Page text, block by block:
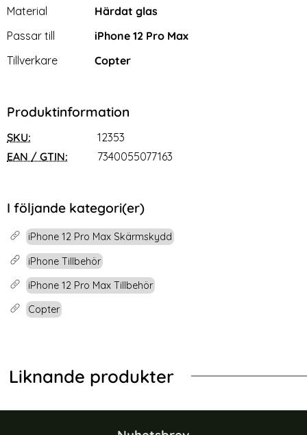
Material
Härdat glas
Passar till
iPhone 12 Pro Max
Tillverkare
Copter
Produktinformation
SKU:
12353
EAN / GTIN:
7340055077163
I följande kategori(er)
iPhone 12 Pro Max Skärmskydd
iPhone Tillbehör
iPhone 12 Pro Max Tillbehör
Copter
Liknande produkter
härdat glas för iPhone 12 Pro MaxCopter EXOGLASS Skärmskydd För